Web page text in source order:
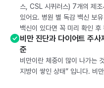
스, CSL 시퀴러스) 7개의 제
있어요. 병원 별 독감 백신 보
백신이 있다면 꼭 미리 확인
비만 진단과 다이어트 주사
준
비만이란 체중이 많이 나가는
지방이 쌓인 상태” 입니다. 비